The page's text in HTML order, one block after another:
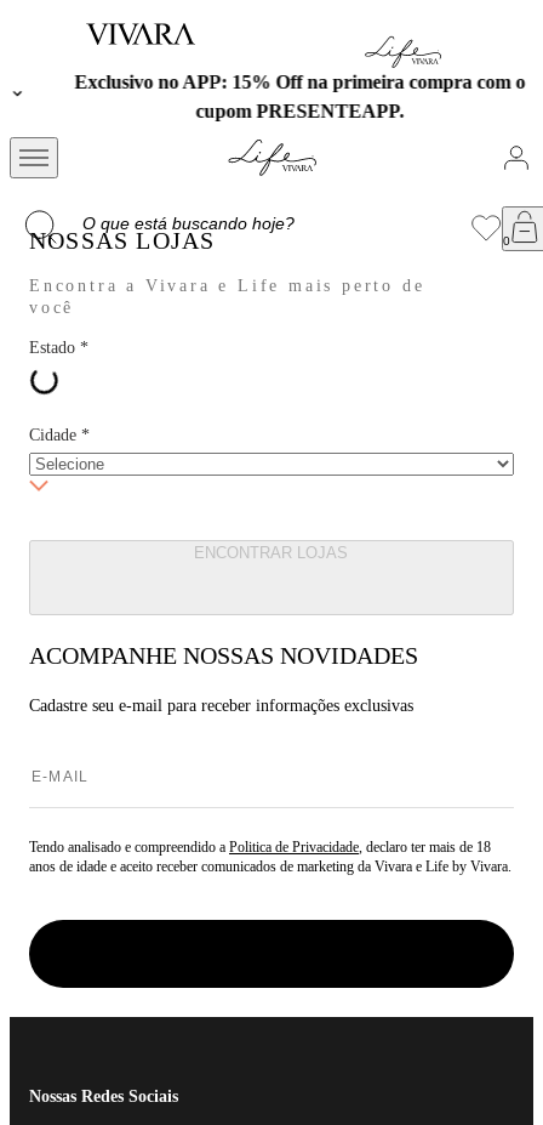
Exclusivo no APP: 15% Off na primeira compra com o
cupom PRESENTEAPP.
NOSSAS LOJAS
Encontra a Vivara e Life mais perto de
você
Estado *
Cidade *
ENCONTRAR LOJAS
ACOMPANHE NOSSAS NOVIDADES
Cadastre seu e-mail para receber informações exclusivas
Tendo analisado e compreendido a Politica de Privacidade, declaro ter mais de 18
anos de idade e aceito receber comunicados de marketing da Vivara e Life by Vivara.
Nossas Redes Sociais